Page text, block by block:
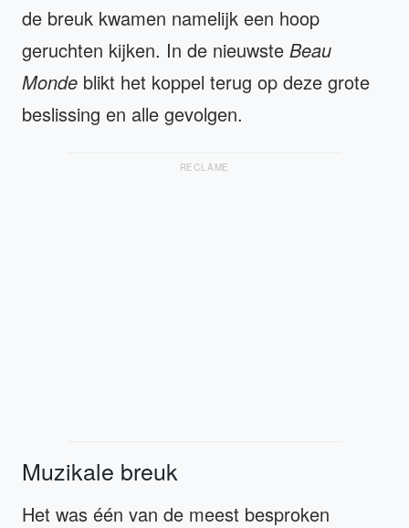
de breuk kwamen namelijk een hoop
geruchten kijken. In de nieuwste Beau
Monde blikt het koppel terug op deze grote
beslissing en alle gevolgen.
RECLAME
Muzikale breuk
Het was één van de meest besproken